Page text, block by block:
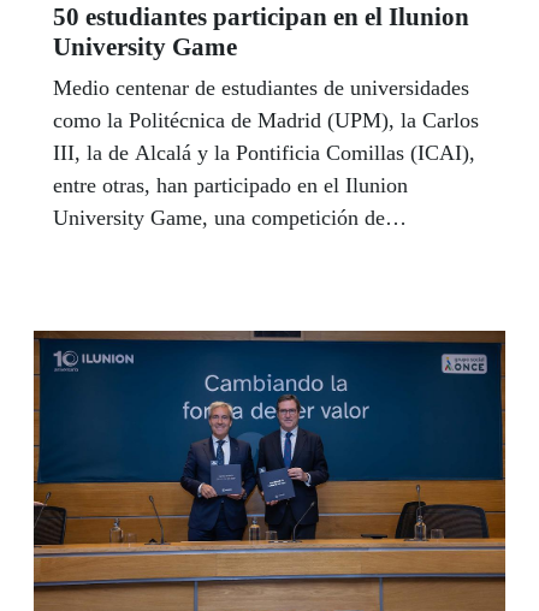
50 estudiantes participan en el Ilunion
University Game
Medio centenar de estudiantes de universidades
como la Politécnica de Madrid (UPM), la Carlos
III, la de Alcalá y la Pontificia Comillas (ICAI),
entre otras, han participado en el Ilunion
University Game, una competición de